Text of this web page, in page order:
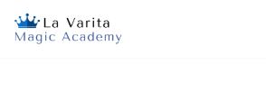
Saltar